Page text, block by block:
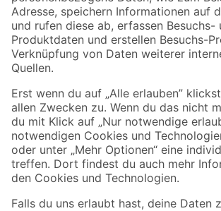
Zahlungsarten Versandarten
Sicher einkaufen
Jetzt die toom-App herunterladen